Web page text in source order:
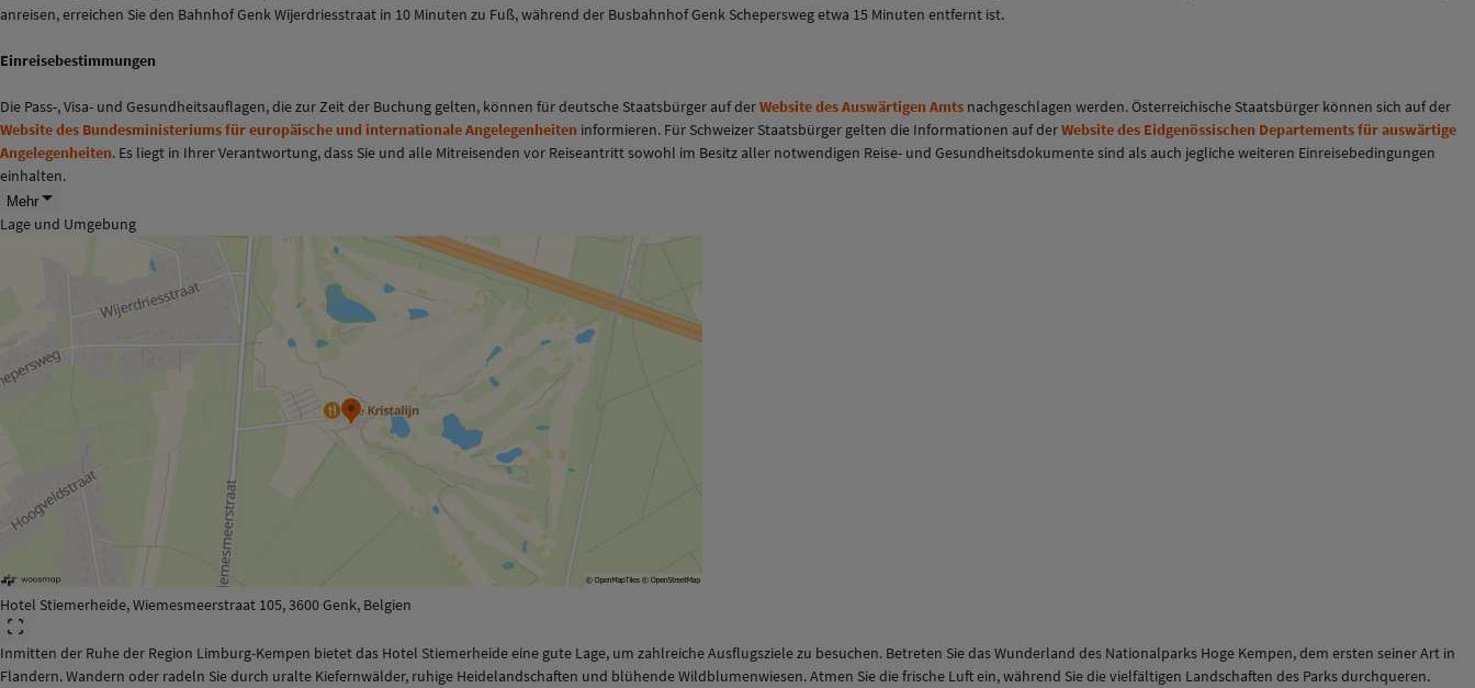
anreisen, erreichen Sie den Bahnhof Genk Wijerdriesstraat in 10 Minuten zu Fuß, während der Busbahnhof Genk Schepersweg etwa 15 Minuten entfernt ist.
Einreisebestimmungen
Die Pass-, Visa- und Gesundheitsauflagen, die zur Zeit der Buchung gelten, können für deutsche Staatsbürger auf derWebsite des Auswärtigen Amts nachgeschlagen werden. Österreichische Staatsbürger können sich auf der
Website des Bundesministeriums für europäische und internationale Angelegenheiten informieren. Für Schweizer Staatsbürger gelten die Informationen auf derWebsite des Eidgenössischen Departements für auswärtige
Angelegenheiten. Es liegt in Ihrer Verantwortung, dass Sie und alle Mitreisenden vor Reiseantritt sowohl im Besitz aller notwendigen Reise- und Gesundheitsdokumente sind als auch jegliche weiteren Einreisebedingungen
einhalten.
Mehr
Lage und Umgebung
Hotel Stiemerheide, Wiemesmeerstraat 105, 3600 Genk, Belgien
Inmitten der Ruhe der Region Limburg-Kempen bietet das Hotel Stiemerheide eine gute Lage, um zahlreiche Ausflugsziele zu besuchen. Betreten Sie das Wunderland des Nationalparks Hoge Kempen, dem ersten seiner Art in
Flandern. Wandern oder radeln Sie durch uralte Kiefernwälder, ruhige Heidelandschaften und blühende Wildblumenwiesen. Atmen Sie die frische Luft ein, während Sie die vielfältigen Landschaften des Parks durchqueren.